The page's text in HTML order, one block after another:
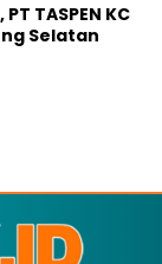
TASPEN KC
Selatan